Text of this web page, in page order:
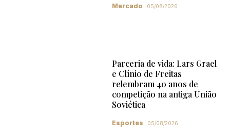
Mercado 05/08/2026
Parceria de vida: Lars Grael
e Clínio de Freitas
relembram 40 anos de
competição na antiga União
Soviética
Esportes 05/08/2026